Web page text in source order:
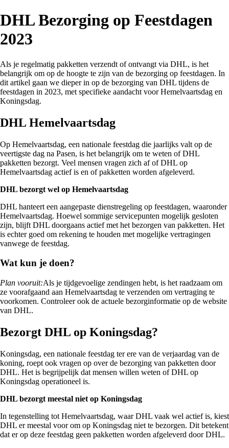
DHL Bezorging op Feestdagen
2023
Als je regelmatig pakketten verzendt of ontvangt via DHL, is het
belangrijk om op de hoogte te zijn van de bezorging op feestdagen. In
dit artikel gaan we dieper in op de bezorging van DHL tijdens de
feestdagen in 2023, met specifieke aandacht voor Hemelvaartsdag en
Koningsdag.
DHL Hemelvaartsdag
Op Hemelvaartsdag, een nationale feestdag die jaarlijks valt op de
veertigste dag na Pasen, is het belangrijk om te weten of DHL
pakketten bezorgt. Veel mensen vragen zich af of DHL op
Hemelvaartsdag actief is en of pakketten worden afgeleverd.
DHL bezorgt wel op Hemelvaartsdag
DHL hanteert een aangepaste dienstregeling op feestdagen, waaronder
Hemelvaartsdag. Hoewel sommige servicepunten mogelijk gesloten
zijn, blijft DHL doorgaans actief met het bezorgen van pakketten. Het
is echter goed om rekening te houden met mogelijke vertragingen
vanwege de feestdag.
Wat kun je doen?
Plan vooruit:Als je tijdgevoelige zendingen hebt, is het raadzaam om
ze voorafgaand aan Hemelvaartsdag te verzenden om vertraging te
voorkomen. Controleer ook de actuele bezorginformatie op de website
van DHL.
Bezorgt DHL op Koningsdag?
Koningsdag, een nationale feestdag ter ere van de verjaardag van de
koning, roept ook vragen op over de bezorging van pakketten door
DHL. Het is begrijpelijk dat mensen willen weten of DHL op
Koningsdag operationeel is.
DHL bezorgt meestal niet op Koningsdag
In tegenstelling tot Hemelvaartsdag, waar DHL vaak wel actief is, kiest
DHL er meestal voor om op Koningsdag niet te bezorgen. Dit betekent
dat er op deze feestdag geen pakketten worden afgeleverd door DHL.